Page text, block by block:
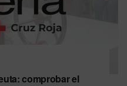
comprobar el